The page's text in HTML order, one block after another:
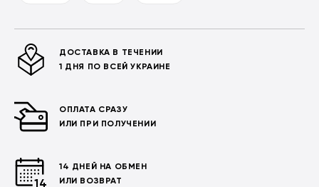
ДОСТАВКА В ТЕЧЕНИИ
1 ДНЯ ПО ВСЕЙ УКРАИНЕ
ОПЛАТА СРАЗУ
ИЛИ ПРИ ПОЛУЧЕНИИ
14 ДНЕЙ НА ОБМЕН
ИЛИ ВОЗВРАТ